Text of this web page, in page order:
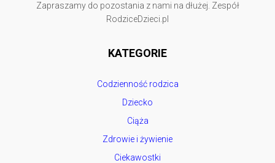
Zapraszamy do pozostania z nami na dłużej. Zespół
RodziceDzieci.pl
KATEGORIE
Codzienność rodzica
Dziecko
Ciąża
Zdrowie i żywienie
Ciekawostki